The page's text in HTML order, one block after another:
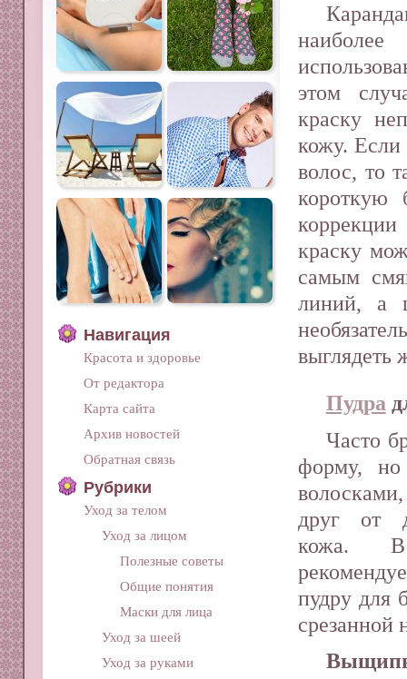
этом
краску
кожу. Если
волос, то
короткую
краску
самым
линий, а
выглядеть
Пудра
Часто
форму,
друг от
кожа.
пудру для
срезанной
Навигация
Красота и здоровье
От редактора
Карта сайта
Архив новостей
Обратная связь
Рубрики
Уход за телом
Уход за лицом
Полезные советы
Общие понятия
Маски для лица
Уход за шеей
Уход за руками